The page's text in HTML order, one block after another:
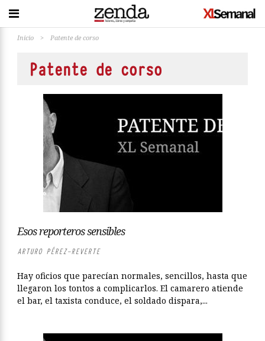
Inicio > Patente de corso
Patente de corso
Esos reporteros sensibles
ARTURO PÉREZ-REVERTE
Hay oficios que parecían normales, sencillos, hasta que
llegaron los tontos a complicarlos. El camarero atiende
el bar, el taxista conduce, el soldado dispara,...